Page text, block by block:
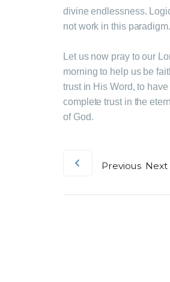
divine endlessness.
not work in this paradigm.
Let us now pray to our
morning to help us be
trust in His Word, to have
complete trust in the
of God.
Previous Next